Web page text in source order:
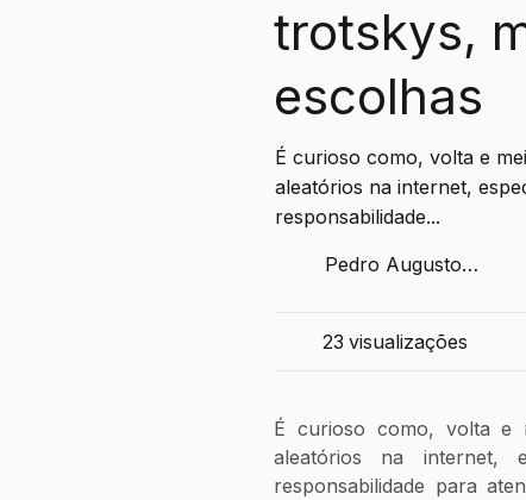
trotskys,
escolhas
É curioso como, volta e
aleatórios na internet,
responsabilidade...
Pedro Augusto
23 visualizações
É curioso como, volta e
aleatórios na internet,
responsabilidade para